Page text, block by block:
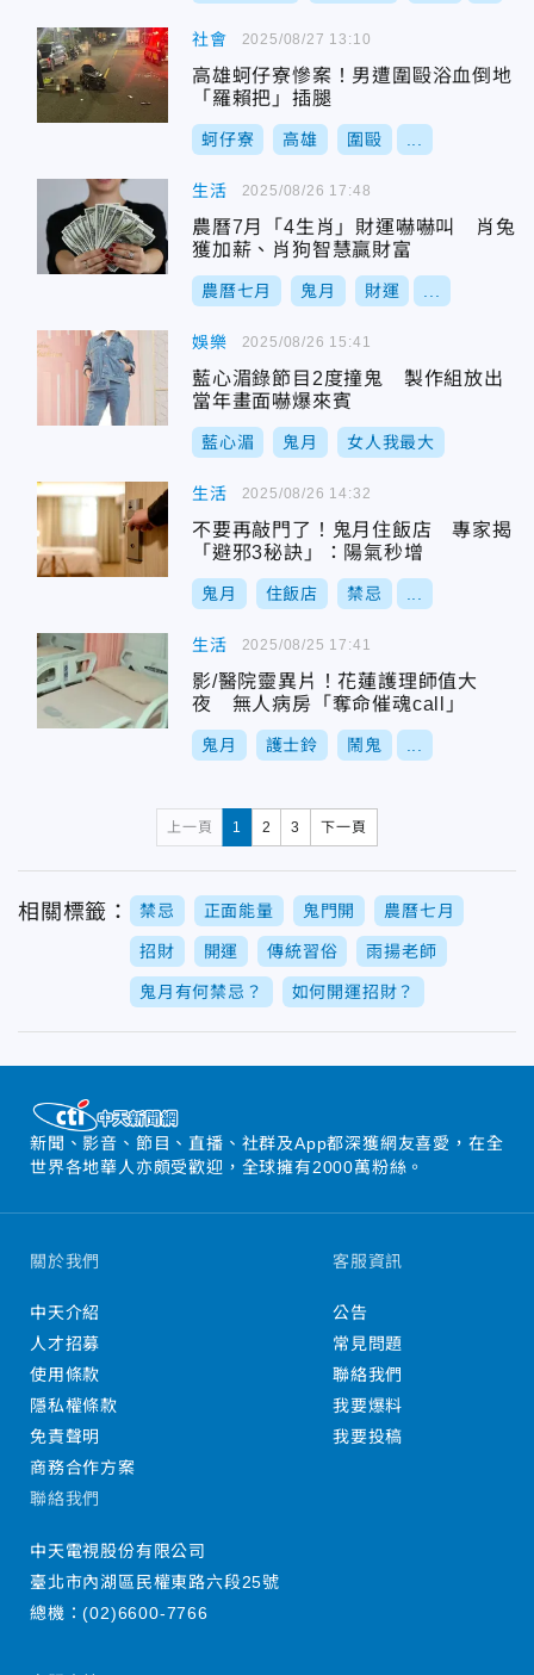
社會
高雄蚵仔寮慘案！男遭圍毆浴血倒地
「羅賴把」插腿
蚵仔寮 高雄 圍毆
2025/08/27 13:10
生活
農曆7月「4生肖」財運嚇嚇叫 肖兔
獲加薪、肖狗智慧贏財富
農曆七月 鬼月 財運
2025/08/26 17:48
娛樂
藍心湄錄節目2度撞鬼 製作組放出
當年畫面嚇爆來賓
藍心湄 鬼月 女人我最大
2025/08/26 15:41
生活
不要再敲門了！鬼月住飯店 專家揭
「避邪3秘訣」：陽氣秒增
鬼月 住飯店 禁忌
2025/08/26 14:32
生活
影/醫院靈異片！花蓮護理師值大
夜 無人病房「奪命催魂call」
鬼月 護士鈴 鬧鬼
2025/08/25 17:41
上一頁 1 2 3 下一頁
相關標籤： 禁忌 正面能量 鬼門開 農曆七月
招財 開運 傳統習俗 雨揚老師
鬼月有何禁忌？ 如何開運招財？
新聞、影音、節目、直播、社群及App都深獲網友喜愛，在全
世界各地華人亦頗受歡迎，全球擁有2000萬粉絲。
關於我們
中天介紹
人才招募
使用條款
隱私權條款
免責聲明
商務合作方案
客服資訊
公告
常見問題
聯絡我們
我要爆料
我要投稿
聯絡我們
中天電視股份有限公司
臺北市內湖區民權東路六段25號
總機：(02)6600-7766